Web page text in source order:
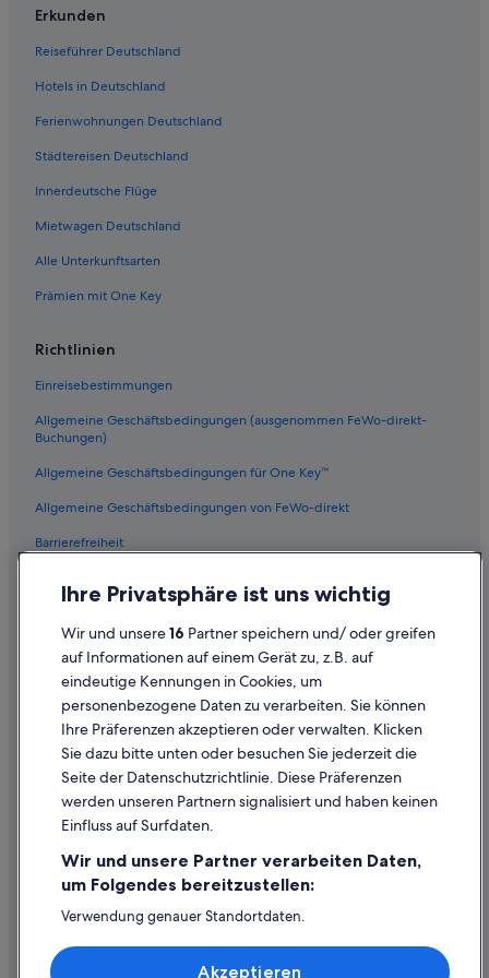
Historische in Malibu
Erkunden
Reiseführer Deutschland
Hotels in Deutschland
Ferienwohnungen Deutschland
Städtereisen Deutschland
Innerdeutsche Flüge
Mietwagen Deutschland
Alle Unterkunftsarten
Prämien mit One Key
Richtlinien
Einreisebestimmungen
Allgemeine Geschäftsbedingungen (ausgenommen FeWo-direkt-
Buchungen)
Allgemeine Geschäftsbedingungen für One Key™
Allgemeine Geschäftsbedingungen von FeWo-direkt
Barrierefreiheit
Inhaltsrichtlinien und Melden von Inhalten
Hilfe
Hilfe
Flug stornieren
Rückerstattungsdauer
Expedia-Gutschein einlösen
Internationale Reisedokumente
Ihre Privatsphäre ist uns wichtig
Wir und unsere16 Partner speichern und/ oder greifen
auf Informationen auf einem Gerät zu, z.B. auf
eindeutige Kennungen in Cookies, um
personenbezogene Daten zu verarbeiten. Sie können
Ihre Präferenzen akzeptieren oder verwalten. Klicken
Sie dazu bitte unten oder besuchen Sie jederzeit die
Seite der Datenschutzrichtlinie. Diese Präferenzen
werden unseren Partnern signalisiert und haben keinen
Einfluss auf Surfdaten.
Wir und unsere Partner verarbeiten Daten,
um Folgendes bereitzustellen:
Verwendung genauer Standortdaten.
Speichern von oder Zugriff auf Informationen auf einem
Endgerät. Personalisierte Werbung und Inhalte, Messung
Akzeptieren